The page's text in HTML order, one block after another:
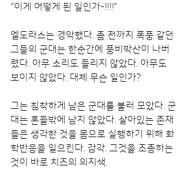
“이게 어떻게 된 일인가-!!!!”
엘도라스는 경악했다. 좀 전까지 폭풍 같던
그들의 군대는 한순간에 풍비박산이 나버
렸다. 아무 소리도 들리지 않았다. 아무도
보이지 않았다. 대체 무슨 일인가?
그는 침착하게 남은 군대를 불러 모았다. 군
대는 혼들밖에 남지 않았다. 살아있는 존재
들은 생각한 것을 몸으로 실행하기 위해 화
학반응을 일으킨다. 감각. 그것을 조종하는
것이 바로 치즈의 의지색.